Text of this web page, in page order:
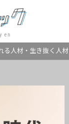
en
る人材・生き抜く人材